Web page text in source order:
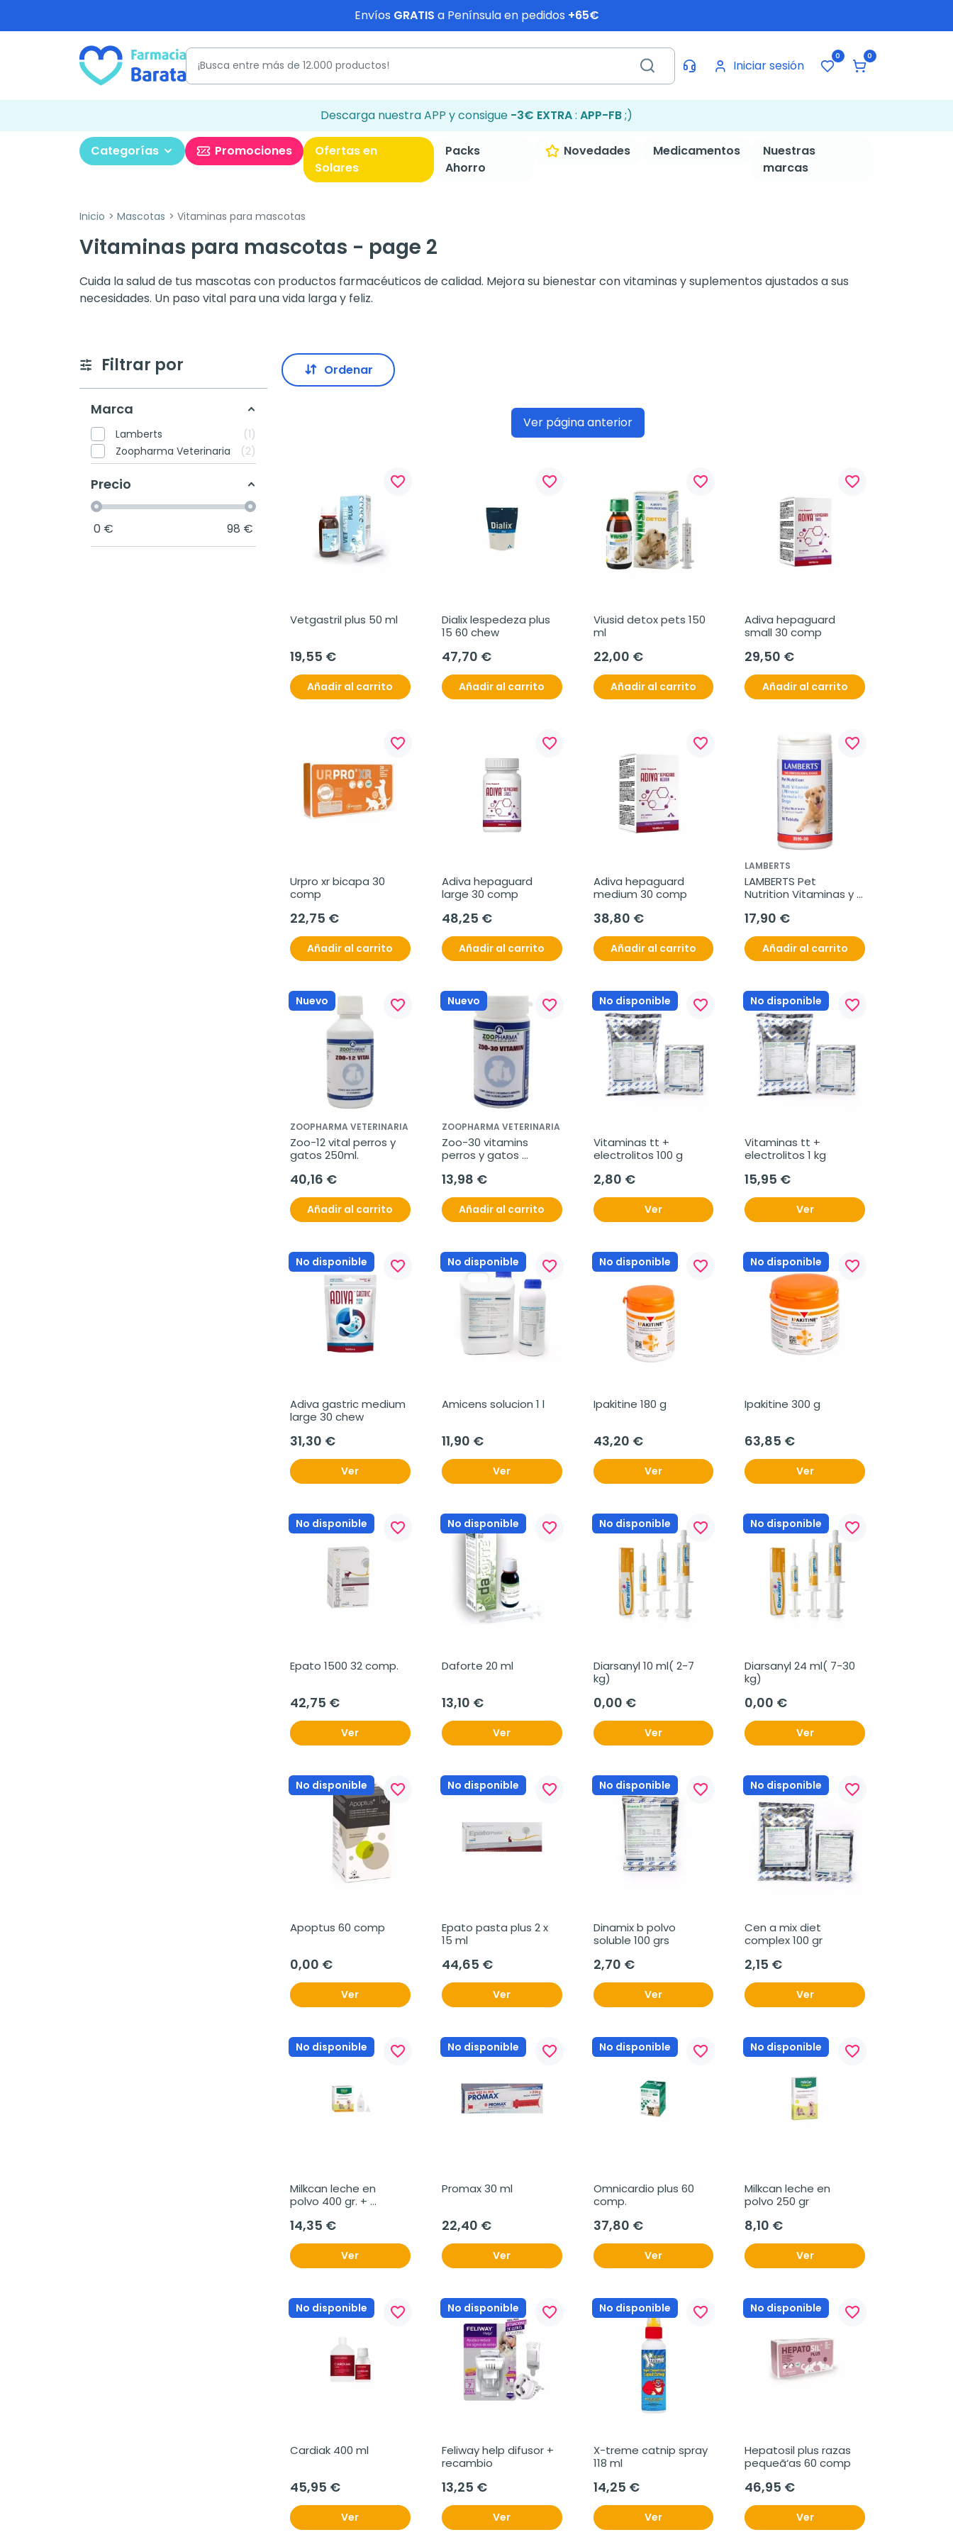
Envíos GRATIS a Península en pedidos +65€
Iniciar sesión
0 0
Descarga nuestra APP y consigue -3€ EXTRA: APP-FB;)
Categorías Promociones
Ofertas en
Solares
Packs
Ahorro
Novedades Medicamentos
Nuestras
marcas
Inicio Mascotas Vitaminas para mascotas
Vitaminas para mascotas - page 2
Cuida la salud de tus mascotas con productos farmacéuticos de calidad. Mejora su bienestar con vitaminas y suplementos ajustados a sus
necesidades. Un paso vital para una vida larga y feliz.
Filtrar por
Marca
Lamberts
1
Zoopharma Veterinaria
2
Precio
0 € 98 €
Ordenar
Ver página anterior
favorite_border
Vetgastril plus 50 ml
19,55 €
Añadir al carrito
favorite_border
Dialix lespedeza plus
15 60 chew
47,70 €
Añadir al carrito
favorite_border
Viusid detox pets 150
ml
22,00 €
Añadir al carrito
favorite_border
Adiva hepaguard
small 30 comp
29,50 €
Añadir al carrito
favorite_border
Urpro xr bicapa 30
comp
22,75 €
Añadir al carrito
favorite_border
Adiva hepaguard
large 30 comp
48,25 €
Añadir al carrito
favorite_border
Adiva hepaguard
medium 30 comp
38,80 €
Añadir al carrito
favorite_border
LAMBERTS
LAMBERTS Pet
Nutrition Vitaminas y
90 comprimidos.
17,90 €
Añadir al carrito
Nuevo favorite_border
ZOOPHARMA VETERINARIA
Zoo-12 vital perros y
gatos 250ml.
40,16 €
Añadir al carrito
Nuevo favorite_border
ZOOPHARMA VETERINARIA
Zoo-30 vitamins
perros y gatos
13,98 €
Añadir al carrito
No disponible favorite_border
Vitaminas tt +
electrolitos 100 g
2,80 €
Ver
No disponible favorite_border
Vitaminas tt +
electrolitos 1 kg
15,95 €
Ver
No disponible favorite_border
Adiva gastric medium
large 30 chew
31,30 €
Ver
No disponible favorite_border
Amicens solucion 1 l
11,90 €
Ver
No disponible favorite_border
43,20 €
Ver
No disponible favorite_border
63,85 €
Ver
No disponible favorite_border
Epato 1500 32 comp.
42,75 €
Ver
No disponible favorite_border
Daforte 20 ml
13,10 €
Ver
No disponible favorite_border
Diarsanyl 10 ml( 2-7
kg)
0,00 €
Ver
No disponible favorite_border
Diarsanyl 24 ml( 7-30
kg)
0,00 €
Ver
No disponible favorite_border
Apoptus 60 comp
0,00 €
Ver
No disponible favorite_border
Epato pasta plus 2 x
15 ml
44,65 €
Ver
No disponible favorite_border
Dinamix b polvo
soluble 100 grs
2,70 €
Ver
No disponible favorite_border
Cen a mix diet
complex 100 gr
2,15 €
Ver
No disponible favorite_border
Milkcan leche en
polvo 400 gr. +
14,35 €
Ver
No disponible favorite_border
Promax 30 ml
22,40 €
Ver
No disponible favorite_border
Omnicardio plus 60
comp.
37,80 €
Ver
No disponible favorite_border
Milkcan leche en
polvo 250 gr
8,10 €
Ver
No disponible favorite_border
Cardiak 400 ml
45,95 €
Ver
No disponible favorite_border
Feliway help difusor +
recambio
13,25 €
Ver
No disponible favorite_border
X-treme catnip spray
118 ml
14,25 €
Ver
No disponible favorite_border
Hepatosil plus razas
pequeã‘as 60 comp
46,95 €
Ver